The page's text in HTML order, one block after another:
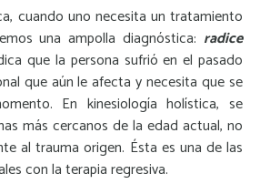
cuando uno necesita un tratamiento
una ampolla diagnóstica: radice
que la persona sufrió en el pasado
que aún le afecta y necesita que se
En kinesiología holística, se
más cercanos de la edad actual, no
al trauma origen. Ésta es una de las
con la terapia regresiva.